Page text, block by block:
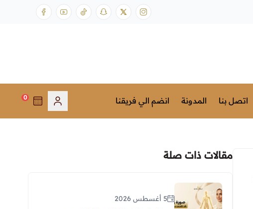
اتصل بنا المدونة انضم الي فريقنا 0
مقالات ذات صلة
5 أغسطس 2026